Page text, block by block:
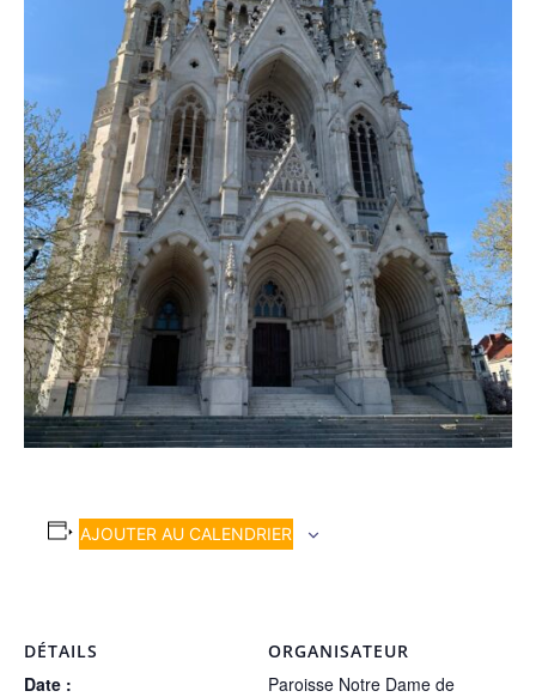
AJOUTER AU CALENDRIER
DÉTAILS
Date :
ORGANISATEUR
Paroisse Notre Dame de